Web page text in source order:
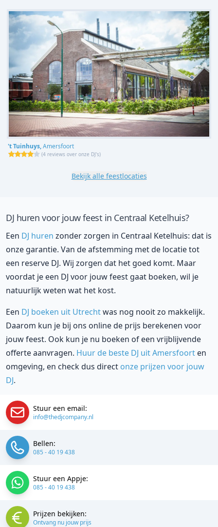
't Tuinhuys,Amersfoort
(4 reviews over onze DJ's)
Bekijk alle feestlocaties
DJ huren voor jouw feest in Centraal Ketelhuis?
Een DJ huren zonder zorgen in Centraal Ketelhuis: dat is
onze garantie. Van de afstemming met de locatie tot
een reserve DJ. Wij zorgen dat het goed komt. Maar
voordat je een DJ voor jouw feest gaat boeken, wil je
natuurlijk weten wat het kost.
Een DJ boeken uit Utrechtwas nog nooit zo makkelijk.
Daarom kun je bij ons online de prijs berekenen voor
jouw feest. Ook kun je nu boeken of een vrijblijvende
offerte aanvragen. Huur de beste DJ uit Amersfoort en
omgeving, en check dus direct onze prijzen voor jouw
DJ.
Stuur een email:
info@thedjcompany.nl
Bellen:
085 - 40 19 438
Stuur een Appje:
085 - 40 19 438
Prijzen bekijken:
Ontvang nu jouw prijs